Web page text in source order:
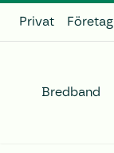
Privat Företag
Bredband